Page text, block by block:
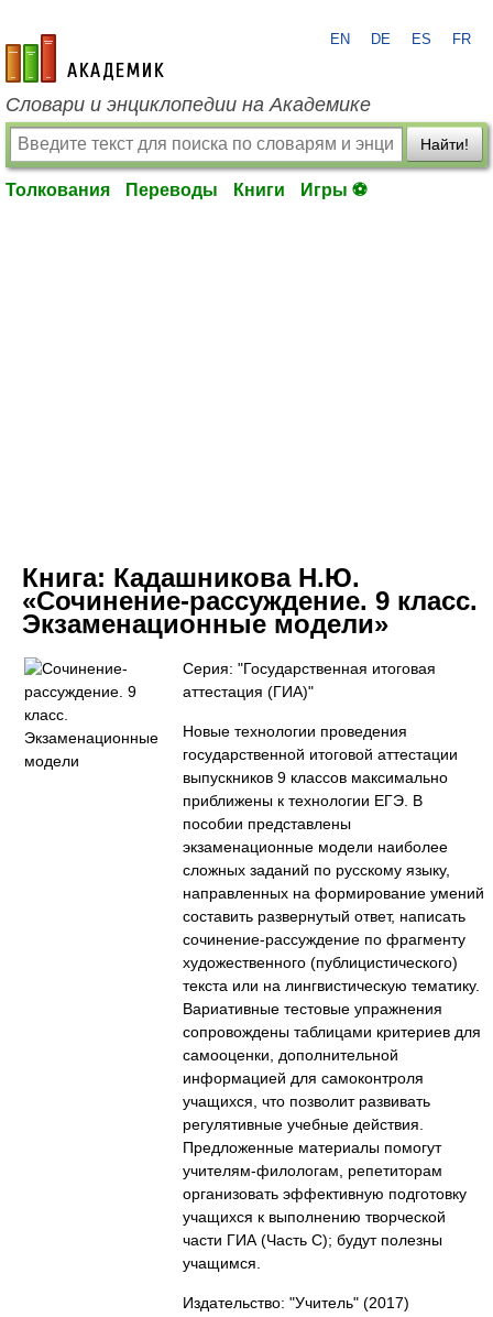
academic.ru
EN DE ES FR
Словари и энциклопедии на Академике
Найти!
Толкования Переводы Книги Игры ⚽
Книга: Кадашникова Н.Ю.
«Сочинение-рассуждение. 9 класс.
Экзаменационные модели»
Серия: "Государственная итоговая
аттестация (ГИА)"
Новые технологии проведения
государственной итоговой аттестации
выпускников 9 классов максимально
приближены к технологии ЕГЭ. В
пособии представлены
экзаменационные модели наиболее
сложных заданий по русскому языку,
направленных на формирование умений
составить развернутый ответ, написать
сочинение-рассуждение по фрагменту
художественного (публицистического)
текста или на лингвистическую тематику.
Вариативные тестовые упражнения
сопровождены таблицами критериев для
самооценки, дополнительной
информацией для самоконтроля
учащихся, что позволит развивать
регулятивные учебные действия.
Предложенные материалы помогут
учителям-филологам, репетиторам
организовать эффективную подготовку
учащихся к выполнению творческой
части ГИА (Часть С); будут полезны
учащимся.
Издательство: "Учитель" (2017)